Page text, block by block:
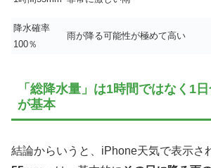
降水確率
100％
雨が降る可能性が極めて高い
「総降水量」は1時間ではなく1
が基本
結論からいうと、iPhone天気で表示さ